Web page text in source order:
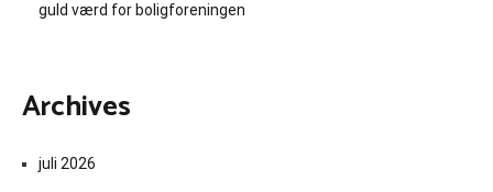
guld værd for boligforeningen
Archives
juli 2026